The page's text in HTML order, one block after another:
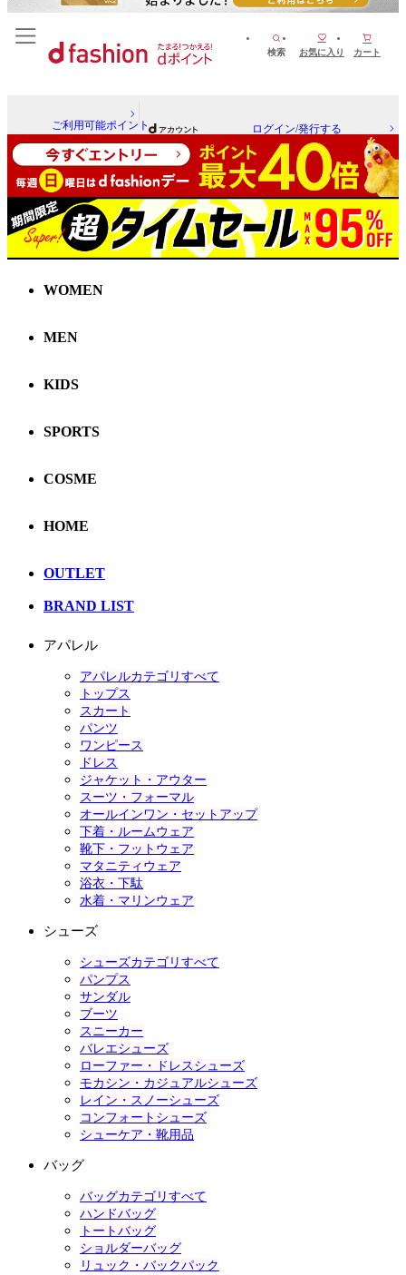
検索 お気に入り カート
ご利用可能ポイント ログイン/発行する
WOMEN
MEN
KIDS
SPORTS
COSME
HOME
OUTLET
BRAND LIST
アパレル
アパレルカテゴリすべて
トップス
スカート
パンツ
ワンピース
ドレス
ジャケット・アウター
スーツ・フォーマル
オールインワン・セットアップ
下着・ルームウェア
靴下・フットウェア
マタニティウェア
浴衣・下駄
水着・マリンウェア
シューズ
シューズカテゴリすべて
パンプス
サンダル
ブーツ
スニーカー
バレエシューズ
ローファー・ドレスシューズ
モカシン・カジュアルシューズ
レイン・スノーシューズ
コンフォートシューズ
シューケア・靴用品
バッグ
バッグカテゴリすべて
ハンドバッグ
トートバッグ
ショルダーバッグ
リュック・バックパック